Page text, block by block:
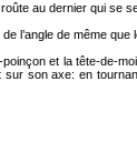
au dernier qui se
l’angle de même
et la tête-de-
sur son axe: en